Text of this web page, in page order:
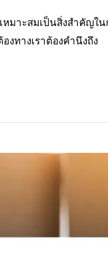
หมาะสมเป็นสิ่งสำคัญใ
งทางเราต้องคำนึงถึง